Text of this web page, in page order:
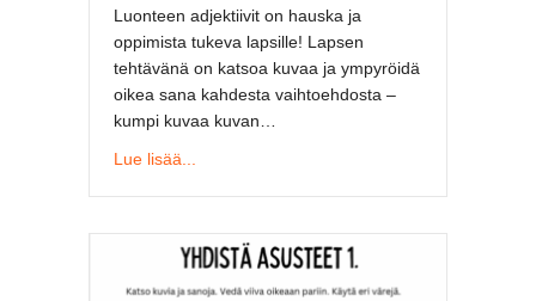
Luonteen adjektiivit on hauska ja
oppimista tukeva lapsille! Lapsen
tehtävänä on katsoa kuvaa ja ympyröidä
oikea sana kahdesta vaihtoehdosta –
kumpi kuvaa kuvan…
Lue lisää...